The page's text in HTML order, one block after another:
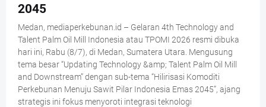
2045
Medan, mediaperkebunan.id – Gelaran 4th Technology and
Talent Palm Oil Mill Indonesia atau TPOMI 2026 resmi dibuka
hari ini, Rabu (8/7), di Medan, Sumatera Utara. Mengusung
tema besar “Updating Technology &amp; Talent Palm Oil Mill
and Downstream” dengan sub-tema “Hilirisasi Komoditi
Perkebunan Menuju Sawit Pilar Indonesia Emas 2045”, ajang
strategis ini fokus menyoroti integrasi teknologi